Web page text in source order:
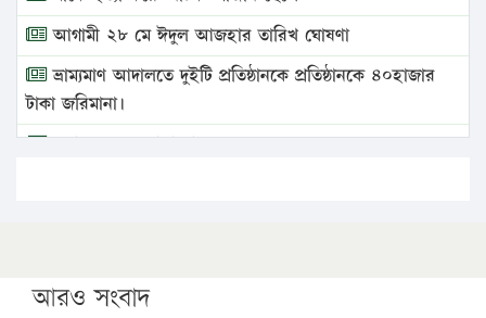
আগামী ২৮ মে ঈদুল আজহার তারিখ ঘোষণা
ভ্রাম্যমাণ আদালতে দুইটি প্রতিষ্ঠানকে প্রতিষ্ঠানকে ৪০হাজার
টাকা জরিমানা।
এবার লঞ্চের ভাড়া বাড়ল
পিএইচডি করছেন কুয়েটের কৃতি…
আরও সংবাদ